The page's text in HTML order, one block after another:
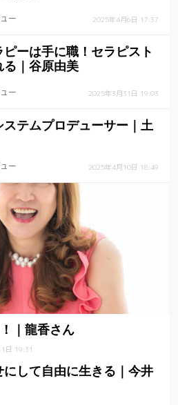
ー 2025年4月6日 17:37
ピーは手に職！セラピスト
る｜谷原由美
ー 2025年3月31日 19:03
ステムプロデューサー｜土
ー 2025年4月10日 18:49
｜龍香さん
日 19:31
にして自由に生きる｜今井